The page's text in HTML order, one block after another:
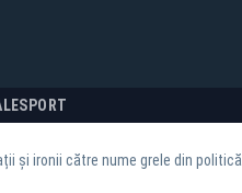
SPORT
și ironii către nume grele din politică